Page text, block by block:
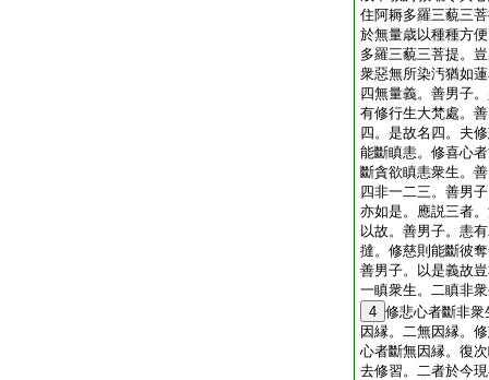
住阿耨多羅三藐三
於無量歳以種種方
多羅三藐三菩提。
衆惡無所染汚猶如
四無量義。善男子
有修行生大梵處。
四。是故名四。夫
能斷瞋恚。修喜心
斷貪欲瞋恚衆生。
四非一二三。善男
亦如是。應説三者
以故。善男子。恚
撻。修慈則能斷彼
善男子。以是義故
一瞋衆生。二瞋非
4 修悲心者斷非
因縁。二無因縁。
心者斷無因縁。復
去修習。二者於今